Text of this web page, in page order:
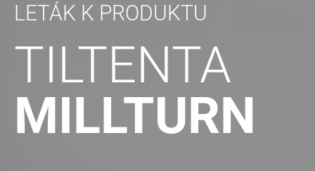
LETÁK K PRODUKTU
TILTENTA
MILLTURN